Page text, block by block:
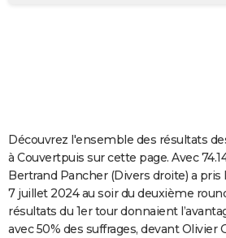
Carte de Noël
Carte Bonne année
Carte Saint-Valentin
Carte Pâques
Carte d'anniversaire
DICTIONNAIRE
Dictionnaire
Biographies
Citations
Expressions
Proverbes
COPAINS D'AVANT
Découvrez l'ensemble des résultats
à Couvertpuis sur cette page. Avec
Bertrand Pancher (Divers droite) a pris
7 juillet 2024 au soir du deuxième
résultats du 1er tour donnaient
avec 50% des suffrages, devant Olivier